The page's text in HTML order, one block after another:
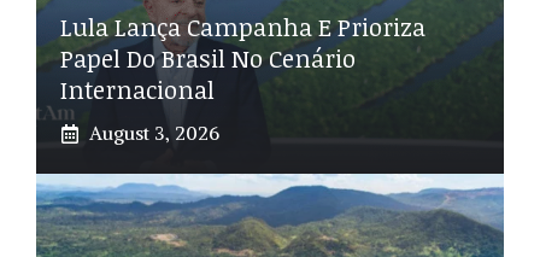
Lula Lança Campanha E Prioriza
Papel Do Brasil No Cenário
Internacional
August 3, 2026